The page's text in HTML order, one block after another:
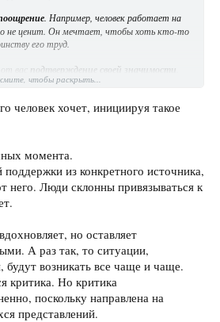
. Например, человек работает на
не ценит. Он мечтает, чтобы хоть кто-то
его труд.
вас
подтверждение своей значимости
Я постоянно встречаю такие желания у
Он кается, хочет, чтобы вы простили его за
сложное решение.Он не уверен в себе,
стремится услышать от вас
Правильно, что ты решился на него. У
являтьсяустранение чувства опасности
и хочет, чтобы вы его элементарно
вам о своих проблемах, делится
вас поддержки.
чтобы раскрыть...
человек хочет, инициируя такое
момента.
из конкретного источника,
него. Люди склонны привязываться к
но оставляет
А раз так, то ситуации,
возникать все чаще и чаще.
критика. Но критика
поскольку направлена на
представлений.